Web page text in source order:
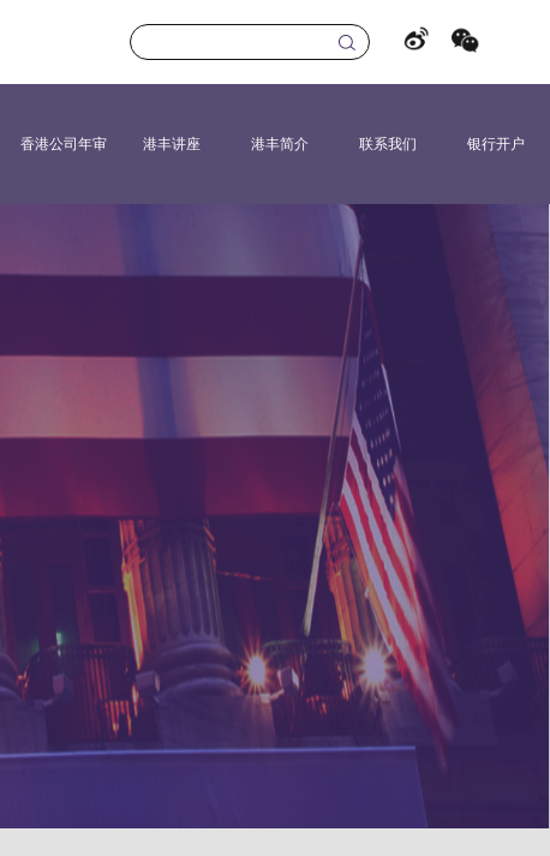
香港公司年审 港丰讲座 港丰简介 联系我们 银行开户